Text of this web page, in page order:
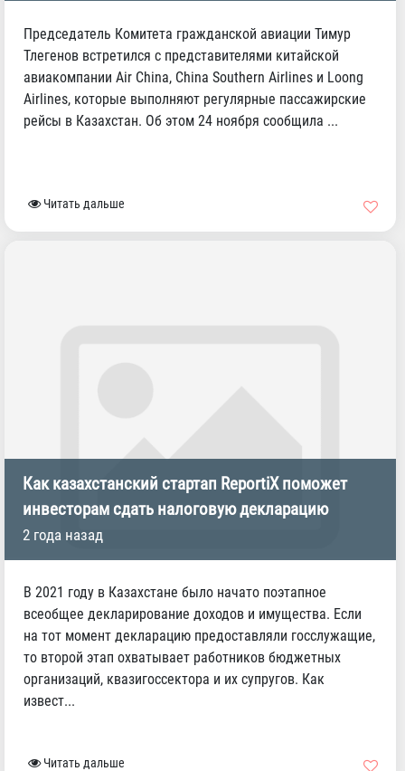
Председатель Комитета гражданской авиации Тимур
Тлегенов встретился с представителями китайской
авиакомпании Air China, China Southern Airlines и Loong
Airlines, которые выполняют регулярные пассажирские
рейсы в Казахстан. Об этом 24 ноября сообщила ...
Читать дальше
Как казахстанский стартап ReportiX поможет
инвесторам сдать налоговую декларацию
2 года назад
В 2021 году в Казахстане было начато поэтапное
всеобщее декларирование доходов и имущества. Если
на тот момент декларацию предоставляли госслужащие,
то второй этап охватывает работников бюджетных
организаций, квазигоссектора и их супругов. Как
извест...
Читать дальше